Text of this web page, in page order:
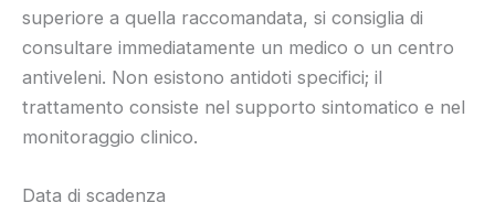
superiore a quella raccomandata, si consiglia di
consultare immediatamente un medico o un centro
antiveleni. Non esistono antidoti specifici; il
trattamento consiste nel supporto sintomatico e nel
monitoraggio clinico.
Data di scadenza